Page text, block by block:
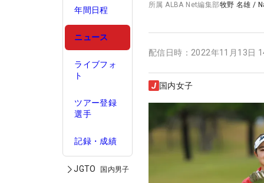
年間日程
ニュース
ライブフォ
ト
ツアー登録
選手
記録・成績
JGTO 国内男子
所属ALBA Net編集部牧野 名雄 /
配信日時： 2022年11月13日
国内女子